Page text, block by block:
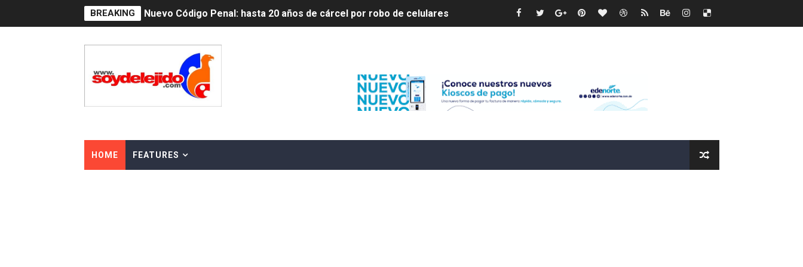
BREAKING Nuevo Código Penal: hasta 20 años de cárcel por robo de celulares
Tasa del dólar jueves 06 de agosto de 2026
Indomet pronostica temperaturas de hasta 35 °C para este miércoles
HOME FEATURES